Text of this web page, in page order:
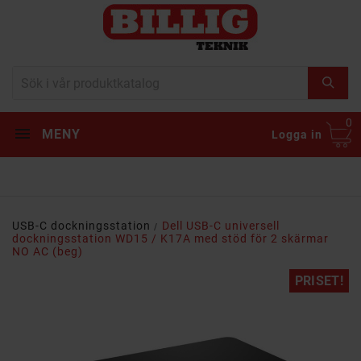
MENY Logga in
0
USB-C dockningsstation
Dell USB-C universell
dockningsstation WD15 / K17A med stöd för 2 skärmar
NO AC (beg)
PRISET!